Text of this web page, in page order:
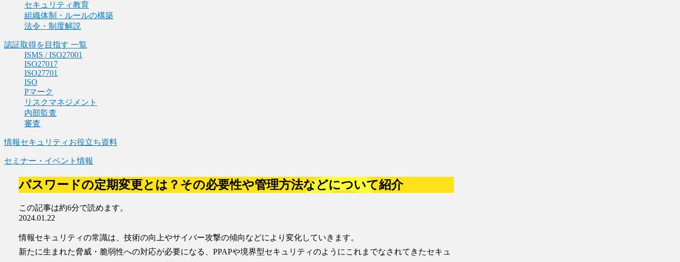
セキュリティ教育
組織体制・ルールの構築
法令・制度解説
認証取得を目指す 一覧
ISMS / ISO27001
ISO27017
ISO27701
ISO
Pマーク
リスクマネジメント
内部監査
審査
情報セキュリティお役立ち資料
セミナー・イベント情報
パスワードの定期変更とは？その必要性や管理方法などについて紹介
この記事は約6分で読めます。
2024.01.22
情報セキュリティの常識は、技術の向上やサイバー攻撃の傾向などにより変化していきます。
新たに生まれた脅威・脆弱性への対応が必要になる、PPAPや境界型セキュリティのようにこれまでなされてきたセキュ